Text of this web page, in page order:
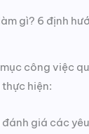
gì? 6 định
công việc
hiện:
giá các